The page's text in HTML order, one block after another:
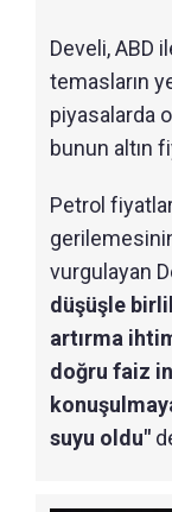
Develi, ABD
temasların
piyasalarda
bunun altın
Petrol
vurgulayan
düşüşle
artırma
doğru faiz
suyu oldu"